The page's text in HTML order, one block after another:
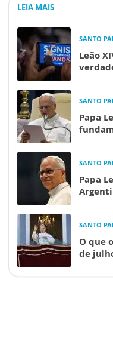
LEIA MAIS
SANTO
Leão
SANTO
Papa
SANTO
Papa
SANTO
O que
de